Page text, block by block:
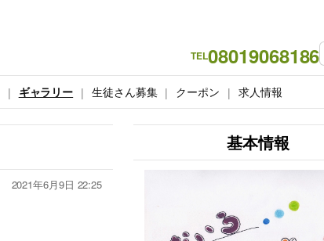
TEL08019068186
ギャラリー 生徒さん募集 クーポン 求人情報
2021年6月9日 22:25
基本情報